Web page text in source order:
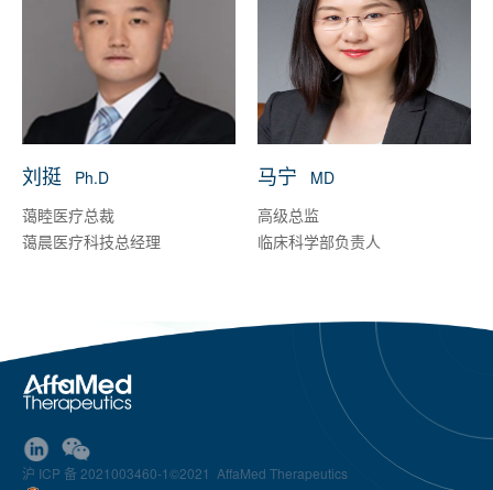
刘挺 Ph.D
蔼睦医疗总裁
蔼晨医疗科技总经理
马宁 MD
高级总监
临床科学部负责人
沪 ICP 备 2021003460-1©2021 AffaMed Therapeutics